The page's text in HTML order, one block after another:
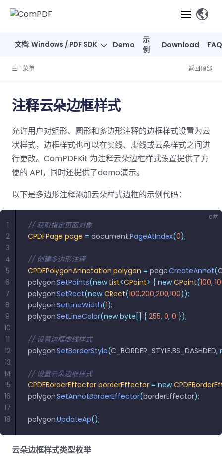
Skip to content
产品
ComPDF
SDK
验
Web
Web
SDK
服务器端
Java
SDK
.NET
SDK
C++
SDK
PHP
SDK
SDK
桌面端
Windows
SDK
Mac SDK
Android
Flutter
SDK
iOS SDK
React
Native
ComPDF
体验
Open
私有化
Server
ComPDF
概览
智能全
必备功能
PDF
查看
器
释
文档
编辑
内容
编辑
签名
高级功能
文档生
成
表单
安全
标记密文
PDF/A,
PDF/X,
PDF/E,
PDF/UA
转
换
压缩
PDF
文档
对比
分色
智能全文
析
AI
完整功能清单
解决方案
智能文档处理
概览
智能全文解
析
智能文档抽
取
AI
DocSlight
行业
解决
方案
建
筑
空
造
金
融
教
印
刷
政
医
疗
Web 应用
中小企业支
持:
为初创公司和团队提供可负担且合理的价
格。
在线工具
开发者
ComPDF
SDK 指南
Web
Web 指
南
服务器端
Java
指南
.NET 指
南
C 指南
C++ 指
南
桌面端
Mac 指南
移动端
指南
南
iOS 指南
React
Native 指
南
ComPDF
Cloud 指
私有化部
署
AI 指南
私有
署
定价
联系销售
登录
文档: Windows / PDF SDK Demo
示
例
Download FAQ
、
菜单 返回顶部
注释云朵边框样式
允许用户对矩形、圆形和多边形注释的边框样式设置为云
状样式，边框样式也可以在实线、虚线或云朵样式之间进
行更改。ComPDFKit 为注释云朵边框样式设置提供了方
便的 API，同时还提供了demo演示。
以下是多边形注释添加云朵样式边框的示例代码：
c#
// 获取指定页面对象
CPDFPage page = document.PageAtIndex(0);
// 创建多边形注释
CPDFPolygonAnnotation polygon = page.CreateAnnot(
polygon.SetPoints(new List<CPoint> { new CPoint(100,
polygon.SetRect(new CRect(100,200,200,100));
polygon.SetLineWidth(1);
polygon.SetLineColor(new byte[] { 255, 0, 0 });
// 设置边框虚线样式
polygon.SetBorderStyle(C_BORDER_STYLE.BS_DASHDED,
// 设置云朵边框样式
CPDFBorderEffector borderEffector = new
polygon.SetAnnotBorderEffector(borderEffector);
polygon.UpdateAp();
1
2
3
4
5
6
7
8
9
10
11
12
13
14
15
16
17
18
云朵边框样式类型枚举